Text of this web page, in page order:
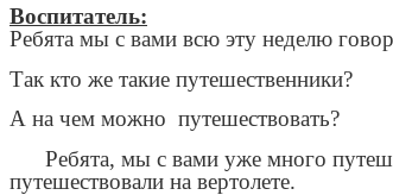
Воспитатель:
Ребята мы с вами всю эту неделю
Так кто же такие путешественники?
А на чем можно путешествовать?
Ребята, мы с вами уже много
путешествовали на вертолете.